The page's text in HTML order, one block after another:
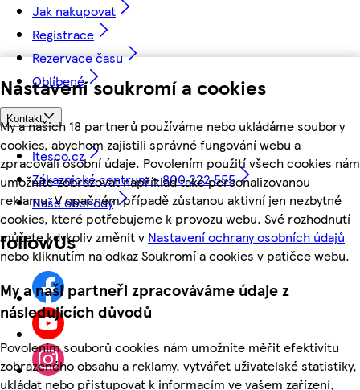
Nastavení soukromí a cookies
My a našich 18 partnerů používáme nebo ukládáme soubory
cookies, abychom zajistili správné fungování webu a
zpracovali osobní údaje. Povolením použití všech cookies nám
umožníte zobrazovat například také personalizovanou
reklamu. V opačném případě zůstanou aktivní jen nezbytné
cookies, které potřebujeme k provozu webu. Své rozhodnutí
můžete kdykoliv změnit v Nastavení ochrany osobních údajů
nebo kliknutím na odkaz Soukromí a cookies v patičce webu.
My a naši partneři zpracováváme údaje z
následujících důvodů
Povolením souborů cookies nám umožníte měřit efektivitu
zobrazeného obsahu a reklamy, vytvářet uživatelské statistiky,
ukládat nebo přistupovat k informacím ve vašem zařízení,
Jak nakupovat
Registrace
Rezervace času
Oblíbené
Kontakt
itesco.cz
Zákaznické centrum - 800 222 555
Naše obchody
followUs